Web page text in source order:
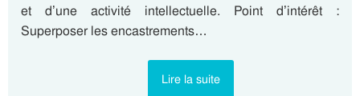
et d’une activité intellectuelle. Point d’intérêt :
Superposer les encastrements…
Lire la suite